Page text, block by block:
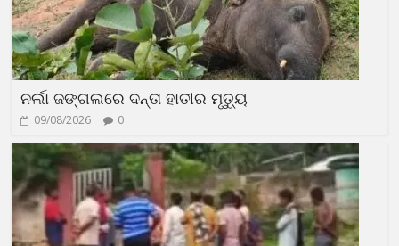
ନର୍ଲା ଜଙ୍ଗଲରେ ଦନ୍ତା ହାତୀର ମୃତ୍ୟୁ
09/08/2026 0